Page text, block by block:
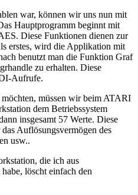
war, können wir uns nun mit
Hauptprogramm beginnt mit
Diese Funktionen dienen zur
erstes, wird die Applikation mit
benutzt man die Funktion Graf
zu erhalten. Diese
Aufrufe.
müssen wir beim ATARI
dem Betriebssystem
insgesamt 57 Werte. Diese
Auflösungsvermögen des
usw..
die ich aus
löscht einfach den